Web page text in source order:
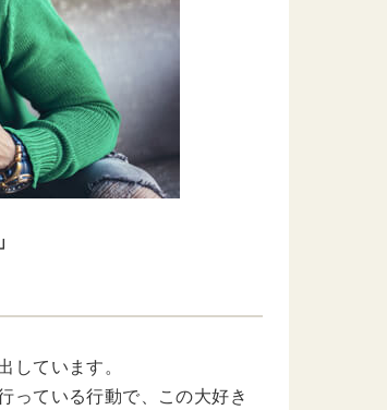
ています。
っている行動で、この大好き